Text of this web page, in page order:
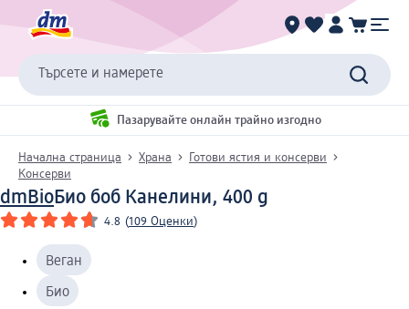
Търсете и намерете
Пазарувайте онлайн трайно изгодно
Начална страница Храна
Готови ястия и консерви
Консерви
dmBioБио боб Канелини, 400 g
4.8 (109 Оценки)
Веган
Био